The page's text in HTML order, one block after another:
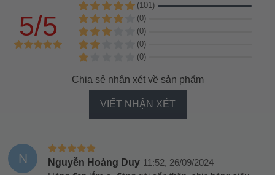
5/5
(101)
(0)
(0)
(0)
(0)
Chia sẻ nhận xét về sản phẩm
VIẾT NHẬN XÉT
N Nguyễn Hoàng Duy 11:52, 26/09/2024